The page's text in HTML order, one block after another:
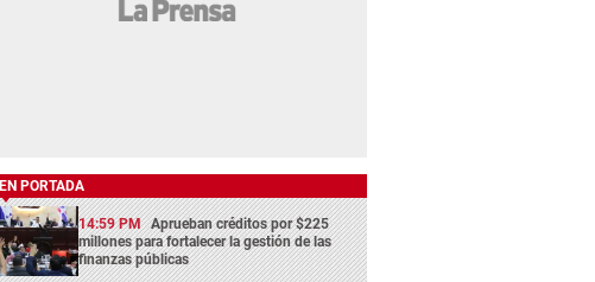
EN PORTADA
14:59 PM Aprueban créditos por $225
millones para fortalecer la gestión de las
finanzas públicas